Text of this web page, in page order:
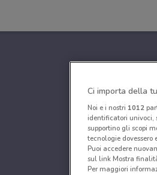
Ci importa della
Noi e i nostri 1012
identificatori univoci,
supportino gli scopi
tecnologie
Puoi accedere
sul link Mostra
Per maggiori